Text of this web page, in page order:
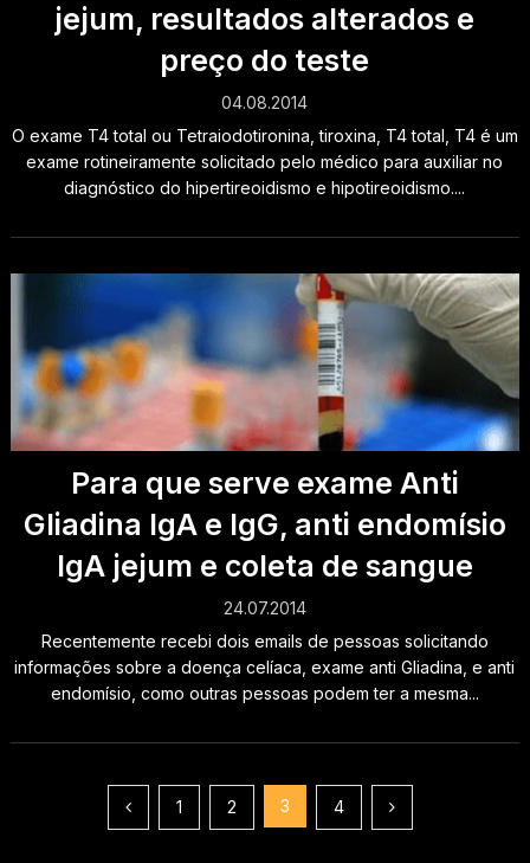
jejum, resultados alterados e
preço do teste
04.08.2014
O exame T4 total ou Tetraiodotironina, tiroxina, T4 total, T4 é um
exame rotineiramente solicitado pelo médico para auxiliar no
diagnóstico do hipertireoidismo e hipotireoidismo....
Para que serve exame Anti
Gliadina IgA e IgG, anti endomísio
IgA jejum e coleta de sangue
24.07.2014
Recentemente recebi dois emails de pessoas solicitando
informações sobre a doença celíaca, exame anti Gliadina, e anti
endomísio, como outras pessoas podem ter a mesma...
Paginação
1 2 3 4